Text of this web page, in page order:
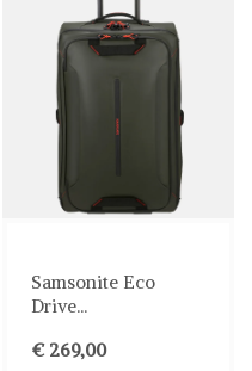
Samsonite Eco
Drive...
€ 269,00